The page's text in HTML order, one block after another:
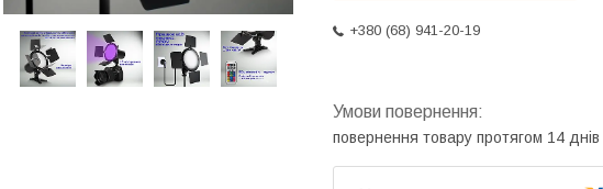
+380 (68) 941-20-19
повернення товару протягом 14 днів